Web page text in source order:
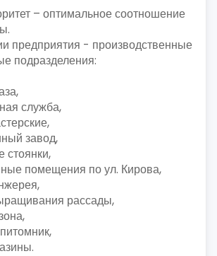
– оптимальное соотношение
предприятия - производственные
подразделения:
служба,
завод,
стоянки,
помещения по ул. Кирова,
рассады,